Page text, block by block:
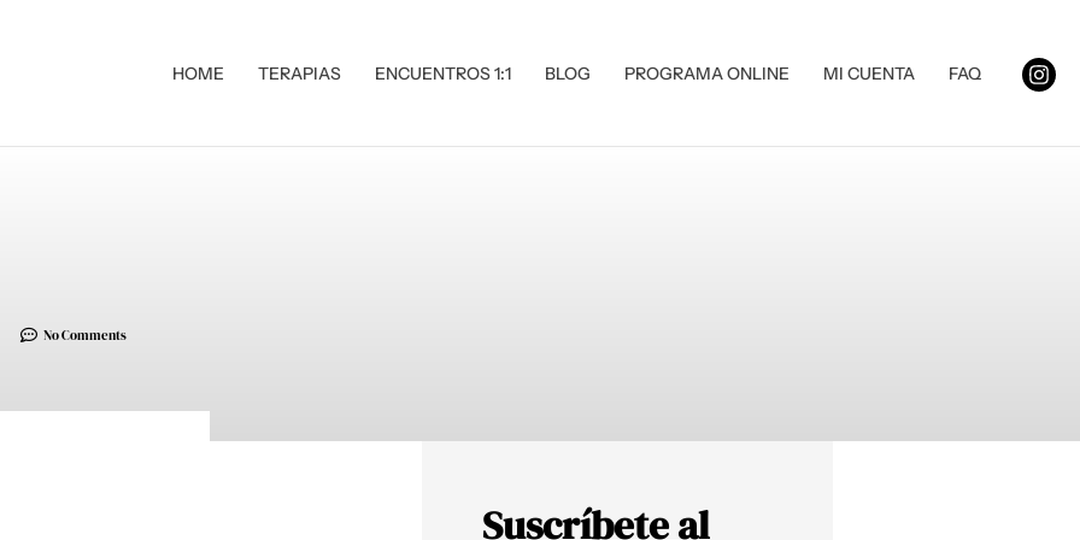
HOME TERAPIAS ENCUENTROS 1:1 BLOG PROGRAMA ONLINE MI CUENTA FAQ
No Comments
Suscríbete al